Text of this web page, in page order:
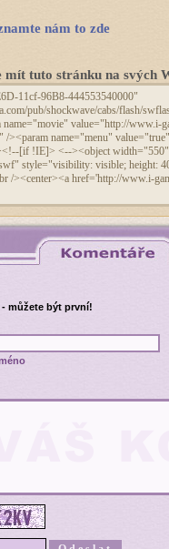
nám to zde
mít tuto stránku na svých
můžete být první!